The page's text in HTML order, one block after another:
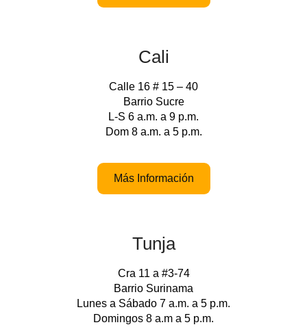
Cali
Calle 16 # 15 – 40
Barrio Sucre
L-S 6 a.m. a 9 p.m.
Dom 8 a.m. a 5 p.m.
Más Información
Tunja
Cra 11 a #3-74
Barrio Surinama
Lunes a Sábado 7 a.m. a 5 p.m.
Domingos 8 a.m a 5 p.m.